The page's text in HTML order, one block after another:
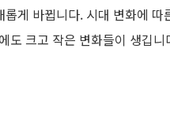
게 바뀝니다. 시대 변화에
도 크고 작은 변화들이 생깁